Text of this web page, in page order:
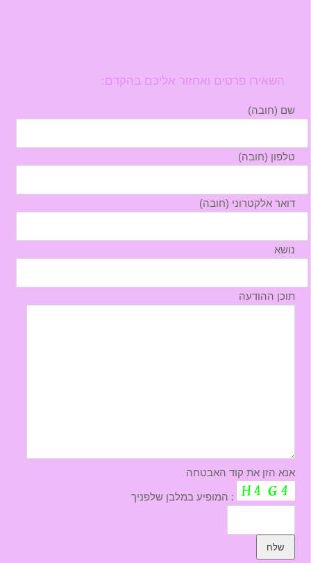
השאירו פרטים ואחזור אליכם בהקדם:
שם (חובה)
טלפון (חובה)
דואר אלקטרוני (חובה)
נושא
תוכן ההודעה
אנא הזן את קוד האבטחה
המופיע במלבן שלפניך :